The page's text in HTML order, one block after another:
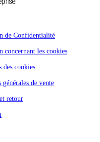
de Confidentialité
concernant les cookies
des cookies
de vente
retour